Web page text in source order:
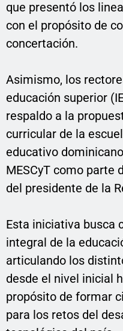
que presentó los
con el propósito de
concertación.
Asimismo, los
educación superior
respaldo a la
curricular de la
educativo
MESCyT como parte
del presidente de la
Esta iniciativa busca
integral de la
articulando los
desde el nivel inicial
propósito de formar
para los retos del